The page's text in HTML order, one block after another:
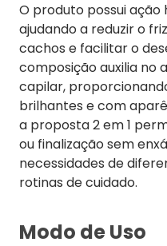
O produto possui
ajudando a reduzir o
cachos e facilitar o
composição auxilia no
capilar,
brilhantes e com
a proposta 2 em 1
ou finalização sem
necessidades de
rotinas de cuidado.
Modo de Uso